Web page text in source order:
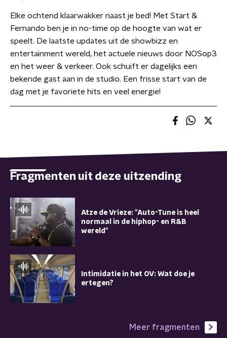
Elke ochtend klaarwakker naast je bed! Met Start &
Fernando ben je in no-time op de hoogte van wat er
speelt. De laatste updates uit de showbizz en
entertainment wereld, het actuele nieuws door NOSop3
en het weer & verkeer. Ook schuift er dagelijks een
bekende gast aan in de studio. Een frisse start van de
dag met je favoriete hits en veel energie!
Fragmenten uit deze uitzending
Atze de Vrieze: "Auto-Tune is heel
normaal in de hiphop- en R&B
wereld"
Intimidatie in het OV: Wat doe je
ertegen?
Meer fragmenten